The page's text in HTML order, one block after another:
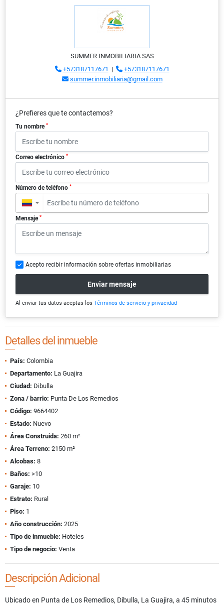
SUMMER INMOBILIARIA SAS
+573187117671 |
+573187117671
summer.inmobiliaria@gmail.com
¿Prefieres que te contactemos?
Tu nombre *
Correo electrónico *
Número de teléfono *
▼
Mensaje *
Acepto recibir información sobre ofertas inmobiliarias
Enviar mensaje
Al enviar tus datos aceptas los Términos de servicio y privacidad
Detalles del inmueble
País: Colombia
Departamento: La Guajira
Ciudad: Dibulla
Zona / barrio: Punta De Los Remedios
Código: 9664402
Estado: Nuevo
Área Construida: 260 m²
Área Terreno: 2150 m²
Alcobas: 8
Baños: >10
Garaje: 10
Estrato: Rural
Piso: 1
Año construcción: 2025
Tipo de inmueble: Hoteles
Tipo de negocio: Venta
Descripción Adicional
Ubicado en Punta de Los Remedios, Dibulla, La Guajira, a 45 minutos